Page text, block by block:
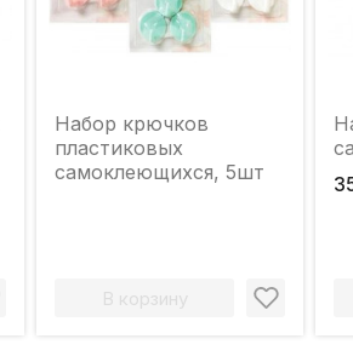
Набор крючков
пластиковых
самоклеющихся, 5шт
В корзину